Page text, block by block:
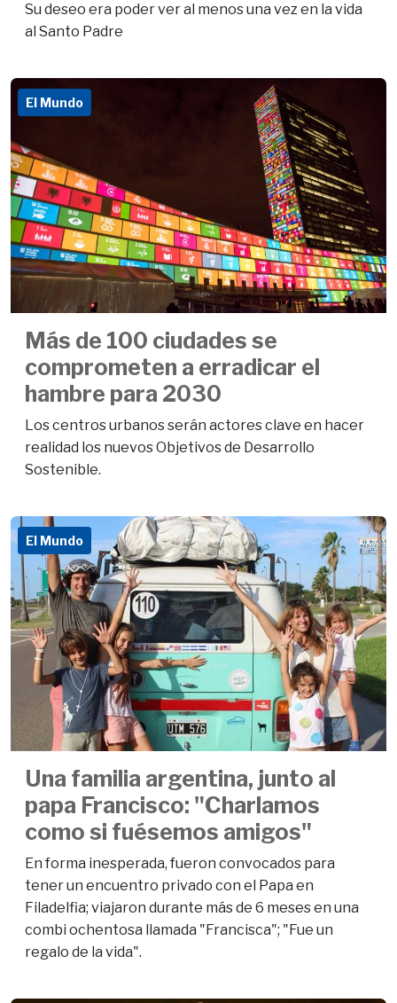
Su deseo era poder ver al menos una vez en la vida
al Santo Padre
El Mundo
Más de 100 ciudades se
comprometen a erradicar el
hambre para 2030
Los centros urbanos serán actores clave en hacer
realidad los nuevos Objetivos de Desarrollo
Sostenible.
El Mundo
Una familia argentina, junto al
papa Francisco: "Charlamos
como si fuésemos amigos"
En forma inesperada, fueron convocados para
tener un encuentro privado con el Papa en
Filadelfia; viajaron durante más de 6 meses en una
combi ochentosa llamada "Francisca"; "Fue un
regalo de la vida".